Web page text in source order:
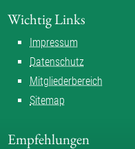
Wichtig Links
Impressum
Datenschutz
Mitgliederbereich
Sitemap
Empfehlungen